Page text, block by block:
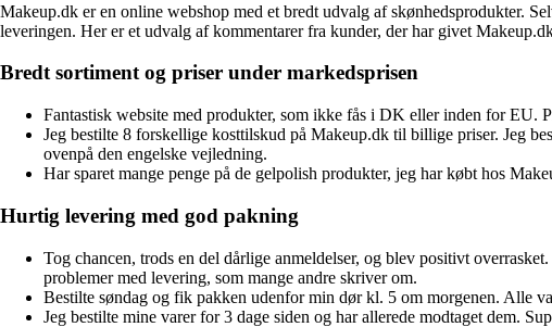
Makeup.dk er en online webshop med et bredt udvalg af skønhedsprodukter.
leveringen. Her er et udvalg af kommentarer fra kunder, der har givet
Bredt sortiment og priser under markedsprisen
Fantastisk website med produkter, som ikke fås i DK eller inden for EU.
Jeg bestilte 8 forskellige kosttilskud på Makeup.dk til billige priser. Jeg
ovenpå den engelske vejledning.
Har sparet mange penge på de gelpolish produkter, jeg har købt hos
Hurtig levering med god pakning
Tog chancen, trods en del dårlige anmeldelser, og blev positivt
problemer med levering, som mange andre skriver om.
Bestilte søndag og fik pakken udenfor min dør kl. 5 om morgenen. Alle
Jeg bestilte mine varer for 3 dage siden og har allerede modtaget dem.